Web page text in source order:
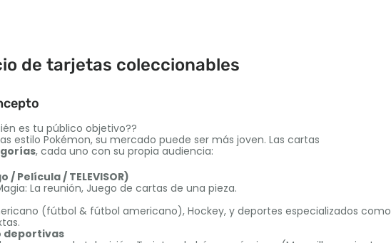
de tarjetas coleccionables
es tu público objetivo??
estilo Pokémon, su mercado puede ser más joven. Las cartas
, cada uno con su propia audiencia:
Película / TELEVISOR)
La reunión, Juego de cartas de una pieza.
(fútbol & fútbol americano), Hockey, y deportes especializados como
deportivas